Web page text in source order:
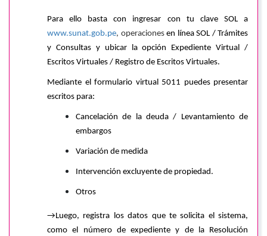
Para ello basta con ingresar con tu clave SOL a
www.sunat.gob.pe, operaciones en línea SOL / Trámites
y Consultas y ubicar la opción Expediente Virtual /
Escritos Virtuales / Registro de Escritos Virtuales.
Mediante el formulario virtual 5011 puedes presentar
escritos para:
Cancelación de la deuda / Levantamiento de
embargos
Variación de medida
Intervención excluyente de propiedad.
Otros
→Luego, registra los datos que te solicita el sistema,
como el número de expediente y de la Resolución